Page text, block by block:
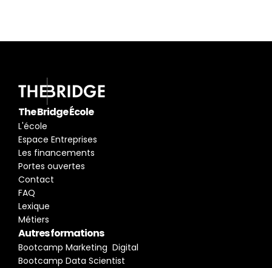
The Bridge École
L'école
Espace Entreprises
Les financements
Portes ouvertes
Contact
FAQ
Lexique
Métiers
Autres formations
Bootcamp Marketing  Digital
Bootcamp Data Scientist